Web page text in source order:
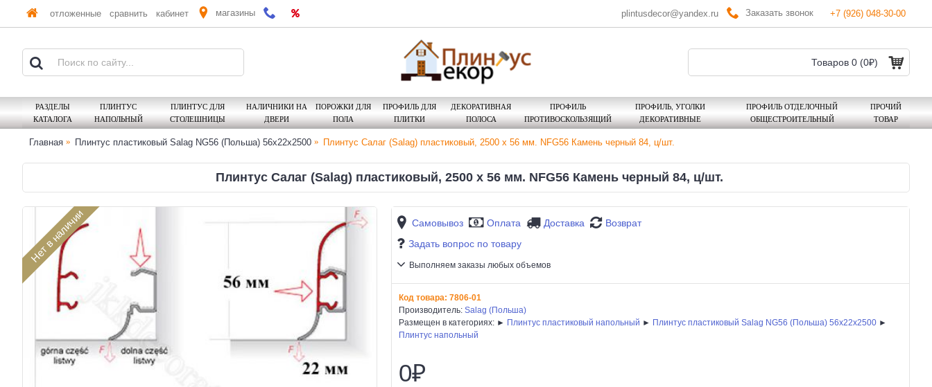
отложенные сравнить кабинет магазины plintusdecor@yandex.ru Заказать звонок +7 (926) 048-30-00
Товаров 0 (0₽)
РАЗДЕЛЫ
КАТАЛОГА
ПЛИНТУС
НАПОЛЬНЫЙ
ПЛИНТУС ДЛЯ
СТОЛЕШНИЦЫ
НАЛИЧНИКИ НА
ДВЕРИ
ПОРОЖКИ ДЛЯ
ПОЛА
ПРОФИЛЬ ДЛЯ
ПЛИТКИ
ДЕКОРАТИВНАЯ
ПОЛОСА
ПРОФИЛЬ
ПРОТИВОСКОЛЬЗЯЩИЙ
ПРОФИЛЬ, УГОЛКИ
ДЕКОРАТИВНЫЕ
ПРОФИЛЬ ОТДЕЛОЧНЫЙ
ОБЩЕСТРОИТЕЛЬНЫЙ
ПРОЧИЙ
ТОВАР
Главная Плинтус пластиковый Salag NG56 (Польша) 56х22x2500 Плинтус Салаг (Salag) пластиковый, 2500 х 56 мм. NFG56 Камень черный 84, ц/шт.
Плинтус Салаг (Salag) пластиковый, 2500 х 56 мм. NFG56 Камень черный 84, ц/шт.
Нет в наличии Самовывоз Оплата Доставка
Возврат
Задать вопрос по товару
Выполняем заказы любых объемов
Код товара: 7806-01
Производитель: Salag (Польша)
Размещен в категориях: ► Плинтус пластиковый напольный ► Плинтус пластиковый Salag NG56 (Польша) 56х22x2500 ►
Плинтус напольный
0₽